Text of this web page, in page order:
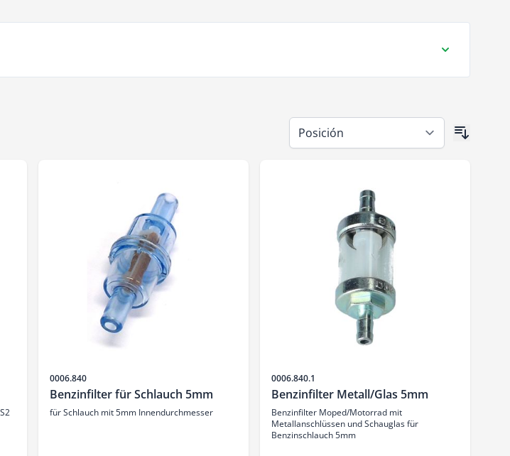
SKU
0006.840
Benzinfilter für Schlauch 5mm
für Schlauch mit 5mm Innendurchmesser
SKU
0006.840.1
Benzinfilter Metall/Glas 5mm
Benzinfilter Moped/Motorrad mit
Metallanschlüssen und Schauglas für
Benzinschlauch 5mm